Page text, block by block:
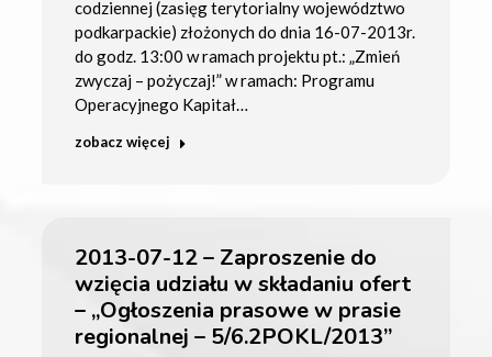
codziennej (zasięg terytorialny województwo
podkarpackie) złożonych do dnia 16-07-2013r.
do godz. 13:00 w ramach projektu pt.: „Zmień
zwyczaj – pożyczaj!” w ramach: Programu
Operacyjnego Kapitał…
zobacz więcej
2013-07-12 – Zaproszenie do
wzięcia udziału w składaniu ofert
– „Ogłoszenia prasowe w prasie
regionalnej – 5/6.2POKL/2013”